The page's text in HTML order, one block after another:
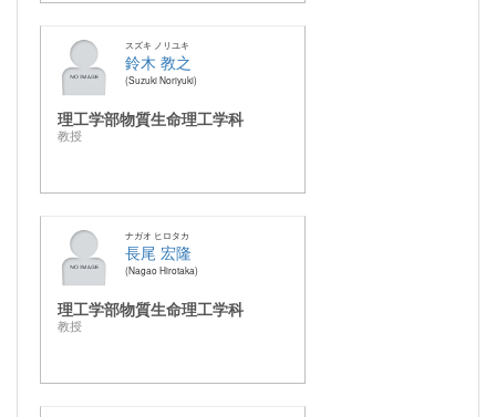
スズキ ノリユキ
鈴木 教之
Suzuki Noriyuki
理工学部物質生命理工学科
教授
ナガオ ヒロタカ
長尾 宏隆
Nagao Hirotaka
理工学部物質生命理工学科
教授